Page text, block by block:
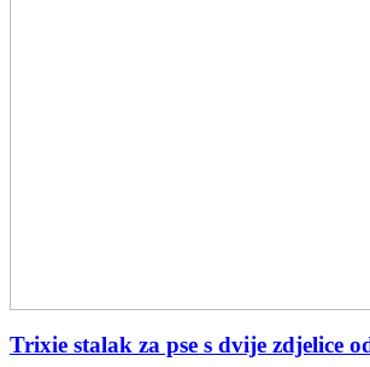
Trixie stalak za pse s dvije zdjelice